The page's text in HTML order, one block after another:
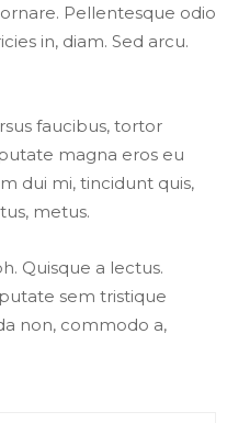
Pellentesque odio
in, diam. Sed arcu.
faucibus, tortor
magna eros eu
dui mi, tincidunt quis,
metus.
Quisque a lectus.
sem tristique
non, commodo a,